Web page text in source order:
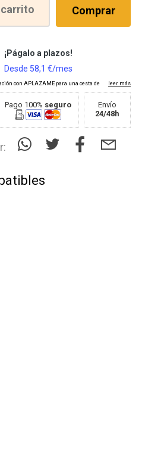
Comprar
Pago 100% seguro
Envío
24/48h